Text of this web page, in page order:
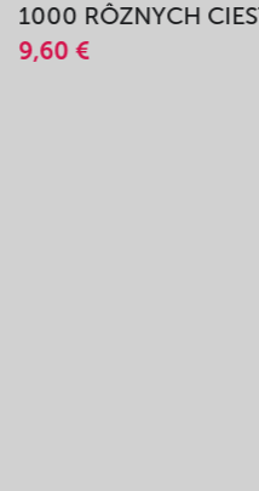
1000 RÔZNYCH
9,60 €